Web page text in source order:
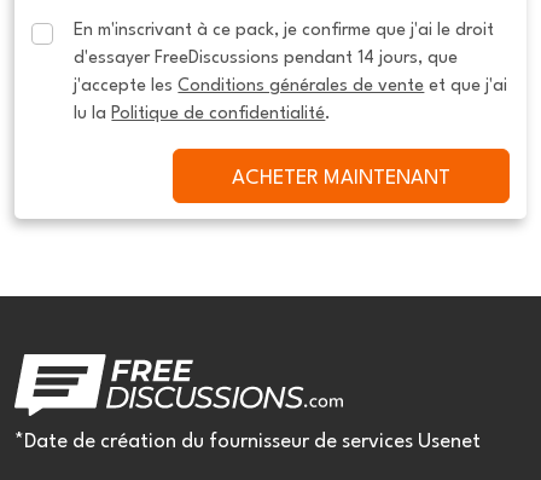
En m'inscrivant à ce pack, je confirme que j'ai le droit
d'essayer FreeDiscussions pendant 14 jours, que
j'accepte les Conditions générales de vente et que j'ai
lu la Politique de confidentialité.
ACHETER MAINTENANT
*Date de création du fournisseur de services Usenet